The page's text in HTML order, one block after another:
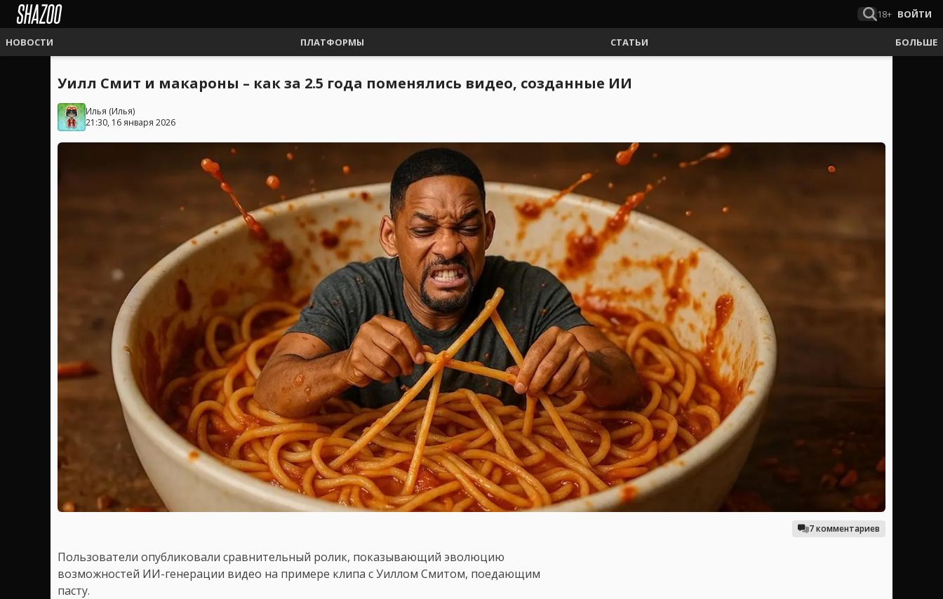
18+ ВОЙТИ
НОВОСТИ ПЛАТФОРМЫ СТАТЬИ БОЛЬШЕ
Уилл Смит и макароны – как за 2.5 года поменялись видео, созданные ИИ
Илья (Илья)
21:30, 16 января 2026
7 комментариев
Пользователи опубликовали сравнительный ролик, показывающий эволюцию
возможностей ИИ-генерации видео на примере клипа с Уиллом Смитом, поедающим
пасту.